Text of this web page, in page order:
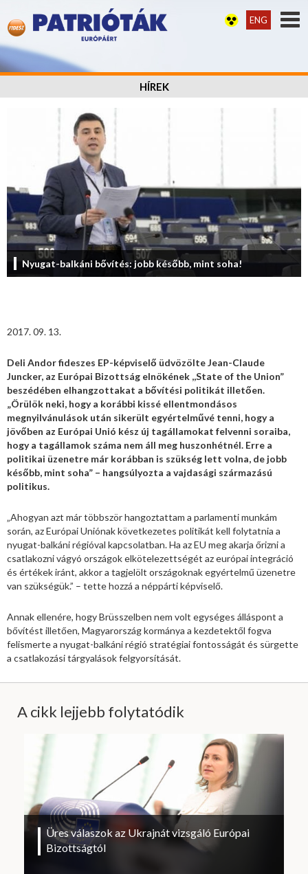
ENG
HÍREK
Nyugat-balkáni bővítés: jobb később, mint soha!
2017. 09. 13.
Deli Andor fideszes EP-képviselő üdvözölte Jean-Claude
Juncker, az Európai Bizottság elnökének ,,State of the Union”
beszédében elhangzottakat a bővítési politikát illetően.
„Örülök neki, hogy a korábbi kissé ellentmondásos
megnyilvánulások után sikerült egyértelművé tenni, hogy a
jövőben az Európai Unió kész új tagállamokat felvenni soraiba,
hogy a tagállamok száma nem áll meg huszonhétnél. Erre a
politikai üzenetre már korábban is szükség lett volna, de jobb
később, mint soha” – hangsúlyozta a vajdasági származású
politikus.
„Ahogyan azt már többször hangoztattam a parlamenti munkám
során, az Európai Uniónak következetes politikát kell folytatnia a
nyugat-balkáni régióval kapcsolatban.Ha az EU meg akarja őrizni a
csatlakozni vágyó országok elkötelezettségét az európai integráció
és értékek iránt, akkor a tagjelölt országoknak egyértelmű üzenetre
van szükségük.” – tette hozzá a néppárti képviselő.
Annak ellenére, hogy Brüsszelben nem volt egységes álláspont a
bővítést illetően, Magyarország kormánya a kezdetektől fogva
felismerte a nyugat-balkáni régió stratégiai fontosságát és sürgette
a csatlakozási tárgyalások felgyorsítását.
A cikk lejjebb folytatódik
Üres válaszok az Ukrajnát vizsgáló Európai
Bizottságtól